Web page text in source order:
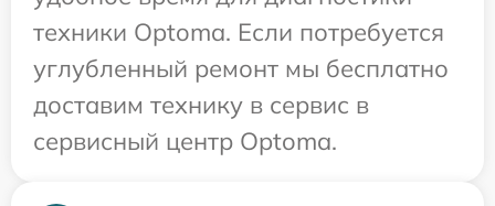
техники Optoma. Если потребуется
углубленный ремонт мы бесплатно
доставим технику в сервис в
сервисный центр Optoma.